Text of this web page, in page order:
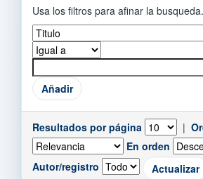
Usa los filtros para afinar la busqueda.
Resultados por página |
En orden
Autor/registro